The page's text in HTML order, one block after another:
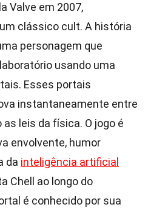
Valve em 2007,
clássico cult. A história
personagem que
usando uma
Esses portais
instantaneamente entre
leis da física. O jogo é
envolvente, humor
da inteligência artificial
Chell ao longo do
é conhecido por sua